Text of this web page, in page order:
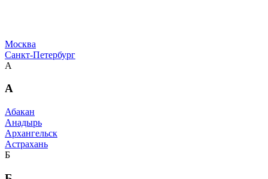
Москва
Санкт-Петербург
А
А
Абакан
Анадырь
Архангельск
Астрахань
Б